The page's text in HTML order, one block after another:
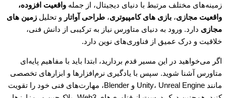
زمینه‌های مختلف مرتبط با دنیای دیجیتال، از جمله واقعیت افزوده،
واقعیت مجازی، بازی های کامپیوتری، طراحی آواتار و تحلیل زمین های
مجازی دارد. ورود به دنیای متاورس نیاز به ترکیبی از دانش فنی،
خلاقیت و درک عمیق از فناوری‌های نوین دارد.
اگر می‌خواهید در این مسیر قدم بردارید، ابتدا باید با مفاهیم پایه‌ای
متاورس آشنا شوید. سپس با یادگیری نرم‌افزارها و ابزارهای تخصصی
مانند Unity، Unreal Engine و Blender، مهارت‌های فنی خود را تقویت